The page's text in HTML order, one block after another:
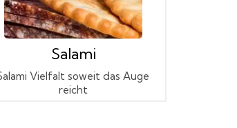
Salami
Vielfalt soweit das Auge
reicht